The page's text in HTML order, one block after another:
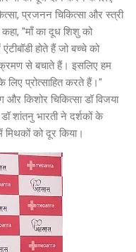
प्रजनन चिकित्सा और स्त्री
"माँ का दूध शिशु को
होते हैं जो बच्चे को
से बचाते हैं। इसलिए हम
प्रोत्साहित करते हैं।"
किशोर चिकित्सा डॉ विजया
शांतनु भारती ने दर्शकों के
मिथकों को दूर किया।